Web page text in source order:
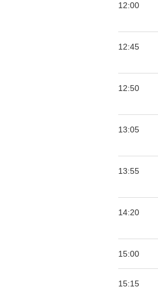
12:00
12:45
12:50
13:05
13:55
14:20
15:00
15:15